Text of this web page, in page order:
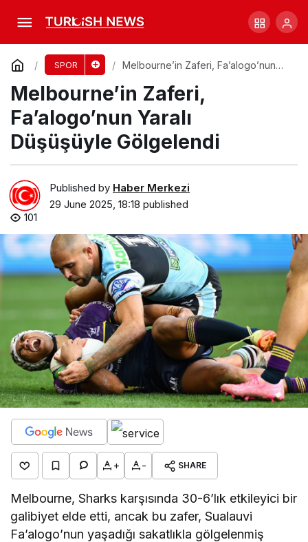
SPOR
Melbourne’in Zaferi, Fa’alogo’nun
Melbourne’in Zaferi,
Fa’alogo’nun Yaralı
Düşüşüyle Gölgelendi
Published by Haber Merkezi
29 June 2025, 18:18 published
101
+ - SHARE
Melbourne, Sharks karşısında 30-6’lık etkileyici bir
galibiyet elde etti, ancak bu zafer, Sualauvi
Fa’alogo’nun yaşadığı sakatlıkla gölgelenmiş
Jake Paul, Chavez Jr. Maçında İddialı
Açıklamalar Yaptı
Comment